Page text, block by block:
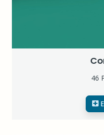
46